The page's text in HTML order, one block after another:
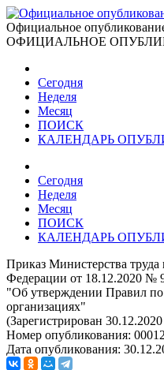
Официальное
ОФИЦИАЛЬНОЕ
Сегодня
Неделя
Месяц
ПОИСК
КАЛЕНДАРЬ
Сегодня
Неделя
Месяц
ПОИСК
КАЛЕНДАРЬ
Приказ Министерства
Федерации от 18.12.2020 №
"Об утверждении Правил по
организациях"
(Зарегистрирован
Номер опубликования:
Дата опубликования: